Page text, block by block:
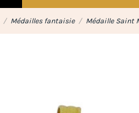
Médailles fantaisie Médaille Saint